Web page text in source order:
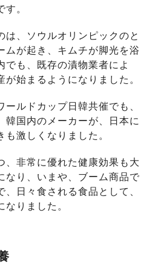
す。
は、ソウルオリンピックのと
ムが起き、キムチが脚光を浴
でも、既存の漬物業者によ
が始まるようになりました。
ールドカップ日韓共催でも、
韓国内のメーカーが、日本に
激しくなりました。
、非常に優れた健康効果も大
なり、いまや、ブーム商品で
、日々食される食品として、
なりました。